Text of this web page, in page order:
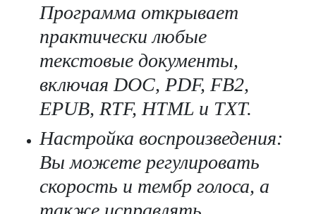
Программа открывает
практически любые
текстовые документы,
включая DOC, PDF, FB2,
EPUB, RTF, HTML и TXT.
Настройка воспроизведения:
Вы можете регулировать
скорость и тембр голоса, а